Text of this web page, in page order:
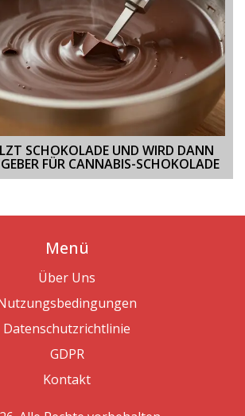
SCHOKOLADE UND WIRD DANN
FÜR CANNABIS-SCHOKOLADE
Menü
Über Uns
Datenschutzrichtlinie
GDPR
Kontakt